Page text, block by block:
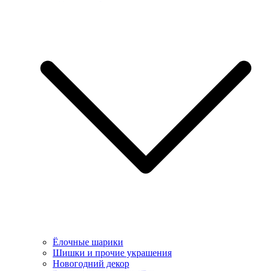
Ёлочные шарики
Шишки и прочие украшения
Новогодний декор